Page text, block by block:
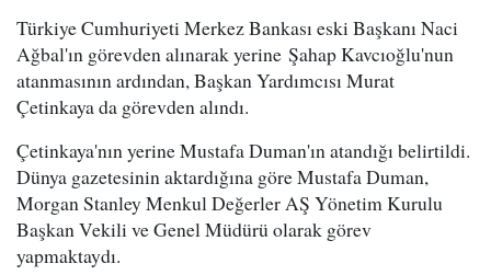
Türkiye Cumhuriyeti Merkez Bankası eski Başkanı Naci
Ağbal'ın görevden alınarak yerine Şahap Kavcıoğlu'nun
atanmasının ardından, Başkan Yardımcısı Murat
Çetinkaya da görevden alındı.
Çetinkaya'nın yerine Mustafa Duman'ın atandığı belirtildi.
Dünya gazetesinin aktardığına göre Mustafa Duman,
Morgan Stanley Menkul Değerler AŞ Yönetim Kurulu
Başkan Vekili ve Genel Müdürü olarak görev
yapmaktaydı.